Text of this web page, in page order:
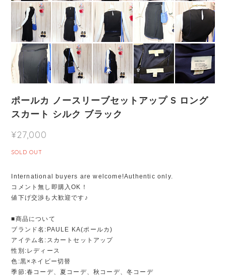
ポールカ ノースリーブセットアップ S ロング
スカート シルク ブラック
¥27,000
SOLD OUT
International buyers are welcome!Authentic only.
コメント無し即購入OK！
値下げ交渉も大歓迎です♪
■商品について
ブランド名:PAULE KA(ポールカ)
アイテム名:スカートセットアップ
性別:レディース
色:黒×ネイビー切替
季節:春コーデ、夏コーデ、秋コーデ、冬コーデ